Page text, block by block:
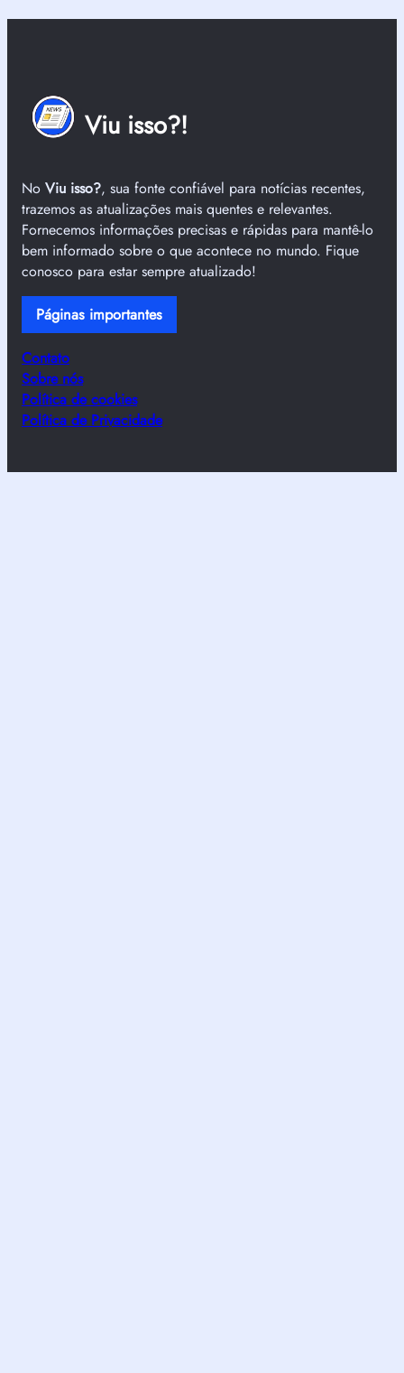
Viu isso?!
No Viu isso?, sua fonte confiável para notícias recentes,
trazemos as atualizações mais quentes e relevantes.
Fornecemos informações precisas e rápidas para mantê-lo
bem informado sobre o que acontece no mundo. Fique
conosco para estar sempre atualizado!
Páginas importantes
Contato
Sobre nós
Política de cookies
Política de Privacidade